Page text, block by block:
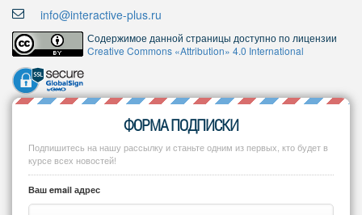
info@interactive-plus.ru
Содержимое данной страницы доступно по лицензии
Creative Commons «Attribution» 4.0 International
ФОРМА ПОДПИСКИ
Подпишитесь на нашу рассылку и станьте одним из первых, кто будет в
курсе всех новостей!
Ваш email адрес